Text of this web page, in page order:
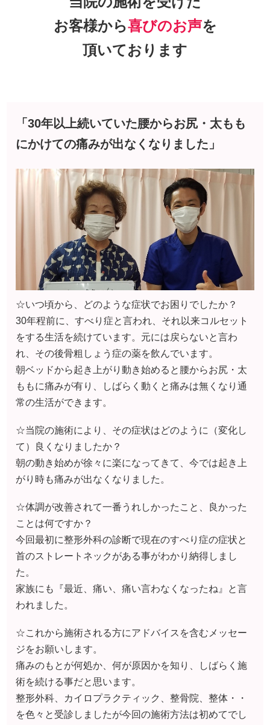
お客様から喜びのお声を
頂いております
「30年以上続いていた腰からお尻・太もも
にかけての痛みが出なくなりました」
☆いつ頃から、どのような症状でお困りでしたか？
30年程前に、すべり症と言われ、それ以来コルセット
をする生活を続けています。元には戻らないと言わ
れ、その後骨粗しょう症の薬を飲んでいます。
朝ベッドから起き上がり動き始めると腰からお尻・太
ももに痛みが有り、しばらく動くと痛みは無くなり通
常の生活ができます。
☆当院の施術により、その症状はどのように（変化し
て）良くなりましたか？
朝の動き始めが徐々に楽になってきて、今では起き上
がり時も痛みが出なくなりました。
☆体調が改善されて一番うれしかったこと、良かった
ことは何ですか？
今回最初に整形外科の診断で現在のすべり症の症状と
首のストレートネックがある事がわかり納得しまし
た。
家族にも『最近、痛い、痛い言わなくなったね』と言
われました。
☆これから施術される方にアドバイスを含むメッセー
ジをお願いします。
痛みのもとが何処か、何が原因かを知り、しばらく施
術を続ける事だと思います。
整形外科、カイロプラクティック、整骨院、整体・・
を色々と受診しましたが今回の施術方法は初めてでし